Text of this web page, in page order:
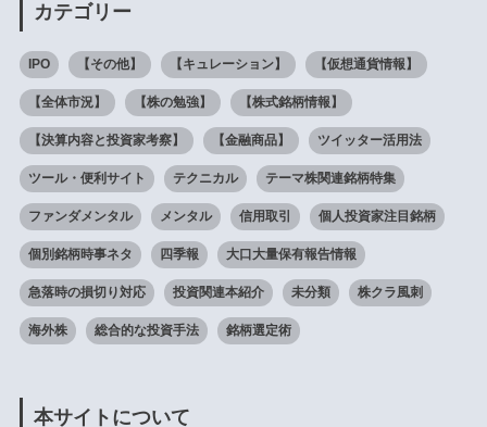
カテゴリー
IPO 【その他】 【キュレーション】 【仮想通貨情報】
【全体市況】 【株の勉強】 【株式銘柄情報】
【決算内容と投資家考察】 【金融商品】 ツイッター活用法
ツール・便利サイト テクニカル テーマ株関連銘柄特集
ファンダメンタル メンタル 信用取引 個人投資家注目銘柄
個別銘柄時事ネタ 四季報 大口大量保有報告情報
急落時の損切り対応 投資関連本紹介 未分類 株クラ風刺
海外株 総合的な投資手法 銘柄選定術
本サイトについて